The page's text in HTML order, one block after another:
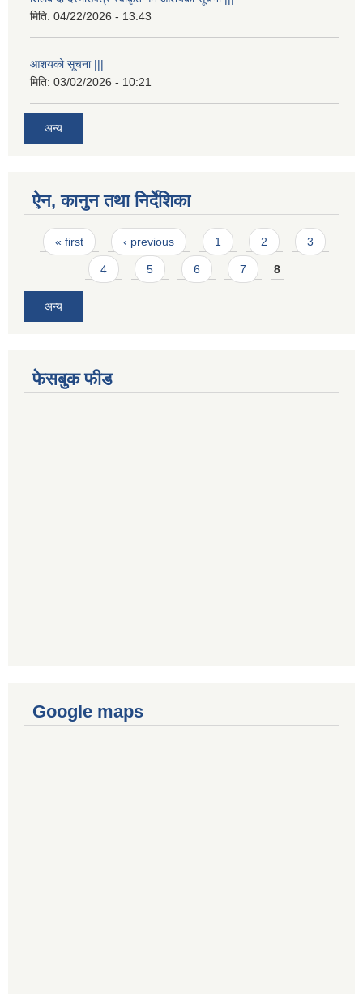
मिति: 04/22/2026 - 13:43
आशयको सूचना |||
मिति: 03/02/2026 - 10:21
अन्य
ऐन, कानुन तथा निर्देशिका
Pages
« first ‹ previous 1 2 3
4 5 6 7 8
अन्य
फेसबुक फीड
Google maps